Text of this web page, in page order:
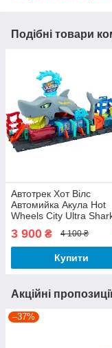
Подібні товари
Автотрек Хот Вілс
Автомийка Акула Hot
Wheels City Ultra
3 900 ₴ 4 100 ₴
Купити
Акційні
–37%